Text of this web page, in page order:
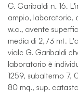
G. Garibaldi n. 16.
ampio, laboratorio,
w.c., avente
media di 2,73 mt.
viale G. Garibaldi
laboratorio è
1259, subalterno 7,
80 mq., sup.